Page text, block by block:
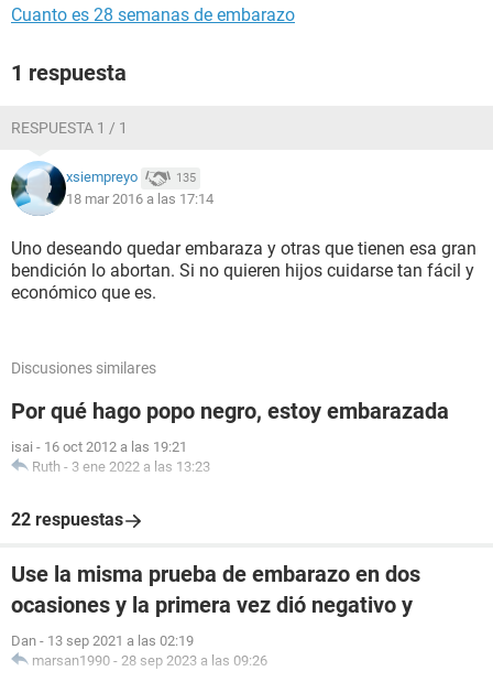
Cuanto es 28 semanas de embarazo
1 respuesta
RESPUESTA 1 / 1
xsiempreyo 135
18 mar 2016 a las 17:14
Uno deseando quedar embaraza y otras que tienen esa gran
bendición lo abortan. Si no quieren hijos cuidarse tan fácil y
económico que es.
Discusiones similares
Por qué hago popo negro, estoy embarazada
isai - 16 oct 2012 a las 19:21
Ruth - 3 ene 2022 a las 13:23
22 respuestas
Use la misma prueba de embarazo en dos
ocasiones y la primera vez dió negativo y
Dan - 13 sep 2021 a las 02:19
marsan1990 - 28 sep 2023 a las 09:26